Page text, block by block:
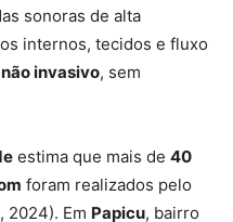
sonoras de alta
internos, tecidos e fluxo
invasivo, sem
estima que mais de 40
foram realizados pelo
2024). Em Papicu, bairro